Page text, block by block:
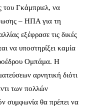
του Γκάμπριελ, να
– ΗΠΑ για τη
εξέφρασε τις δικές
να υποστηρίξει καμία
Ομπάμα. Η
αρνητική διότι
των πολλών
συμφωνία θα πρέπει να